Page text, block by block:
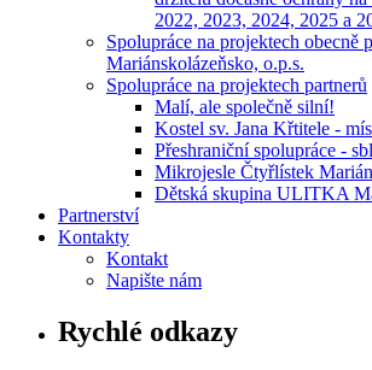
2022, 2023, 2024, 2025 a
Spolupráce na projektech obecně
Mariánskolázeňsko, o.p.s.
Spolupráce na projektech partnerů
Malí, ale společně silní!
Kostel sv. Jana Křtitele -
Přeshraniční spolupráce -
Mikrojesle Čtyřlístek
Dětská skupina ULITKA
Partnerství
Kontakty
Kontakt
Napište nám
Rychlé odkazy